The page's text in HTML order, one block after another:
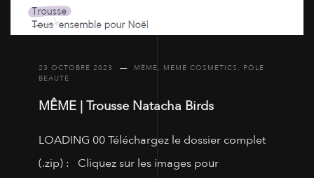
23 OCTOBRE 2023 MÊME, MEME COSMETICS , PÔLE
BEAUTÉ
MÊME | Trousse Natacha Birds
LOADING 00 Téléchargez le dossier complet
(.zip) : Cliquez sur les images pour